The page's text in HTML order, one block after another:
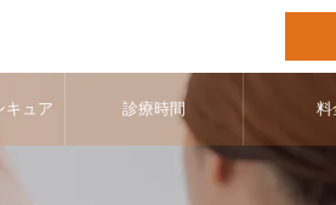
キュア 診療時間 料